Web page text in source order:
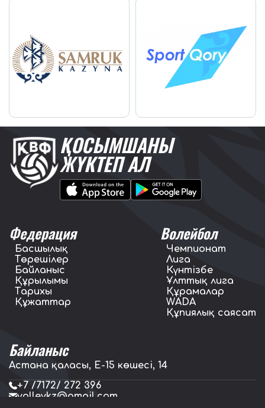
ҚОСЫМШАНЫ
ЖҮКТЕП АЛ
Федерация
Басшылық
Төрешілер
Байланыс
Құрылымы
Тарихы
Құжаттар
Волейбол
Чемпионат
Лига
Күнтізбе
Ұлттық лига
Құрамалар
WADA
Құпиялық саясат
Байланыс
Астана қаласы, E-15 көшесі, 14
+7 /7172/ 272 396
volleykz@gmail.com